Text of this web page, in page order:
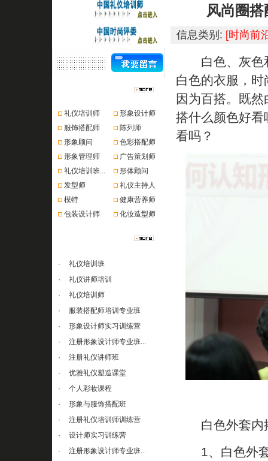
礼仪培训师
形象设计师
服饰搭配师
陈列师
形象顾问
色彩搭配师
形象管理师
广告策划师
礼仪培训班...
形体顾问
发型师
礼仪主持人
模特
健康营养师
包装设计师
化妆造型师
·
礼仪培训班
·
礼仪讲师培训
·
礼仪培训师
·
服装搭配师培训专业班
·
形象设计师实习训练营
·
注册形象设计师专业班...
·
注册礼仪讲师班
·
优雅礼仪塑造课堂
·
个人彩妆课程
·
形象与服饰搭配班
·
注册礼仪培训师训练营
·
设计师实习训练营
·
注册形象设计师专业班...
风尚圈
信息类别: [时尚前
白色、灰色和
白色的衣服，
因为百搭。既
搭什么颜色好
看吗？
白色外套内
1、白色外套